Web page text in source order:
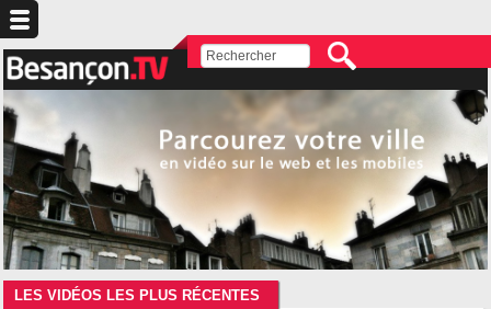
LES VIDÉOS LES PLUS RÉCENTES